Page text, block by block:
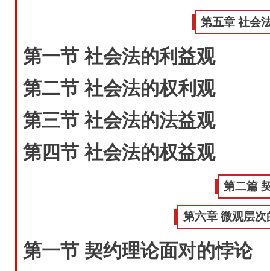
第五章 社会
第一节 社会法的利益观
第二节 社会法的权利观
第三节 社会法的法益观
第四节 社会法的权益观
第二篇
第六章 微观层
第一节 契约理论面对的悖论